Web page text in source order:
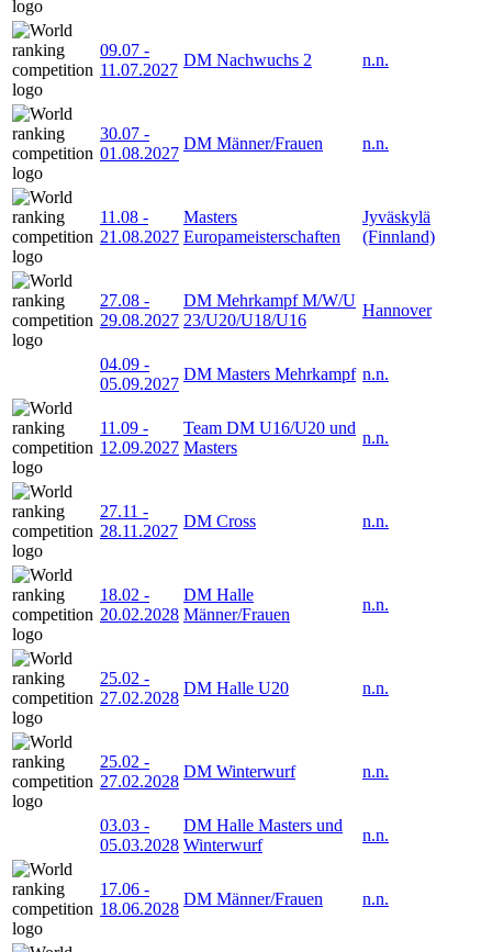
09.07 -
11.07.2027
DM Nachwuchs 2 n.n.
30.07 -
01.08.2027
DM Männer/Frauen n.n.
11.08 -
21.08.2027
Masters
Europameisterschaften
Jyväskylä
(Finnland)
27.08 -
29.08.2027
DM Mehrkampf M/W/U
23/U20/U18/U16
Hannover
04.09 -
05.09.2027
DM Masters Mehrkampf n.n.
11.09 -
12.09.2027
Team DM U16/U20 und
Masters
n.n.
27.11 -
28.11.2027
DM Cross n.n.
18.02 -
20.02.2028
DM Halle
Männer/Frauen
n.n.
25.02 -
27.02.2028
DM Halle U20 n.n.
25.02 -
27.02.2028
DM Winterwurf n.n.
03.03 -
05.03.2028
DM Halle Masters und
Winterwurf
n.n.
17.06 -
18.06.2028
DM Männer/Frauen n.n.